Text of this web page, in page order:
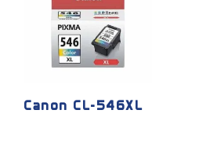
Canon CL-546XL